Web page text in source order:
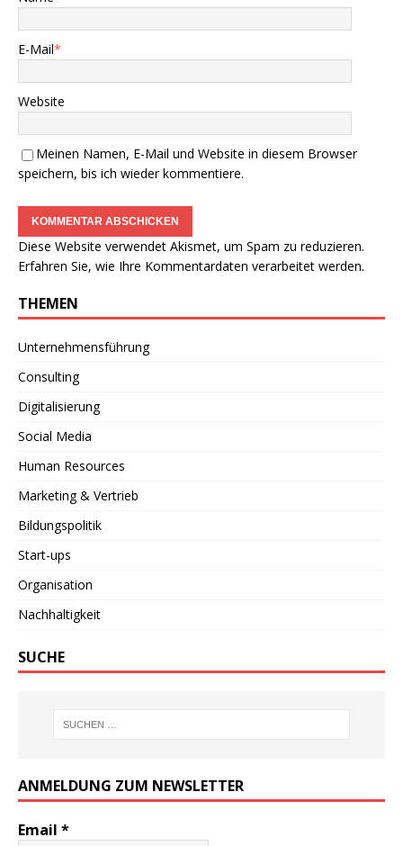
E-Mail*
Website
Meinen Namen, E-Mail und Website in diesem Browser
speichern, bis ich wieder kommentiere.
Diese Website verwendet Akismet, um Spam zu reduzieren.
Erfahren Sie, wie Ihre Kommentardaten verarbeitet werden.
THEMEN
Unternehmensführung
Consulting
Digitalisierung
Social Media
Human Resources
Marketing & Vertrieb
Bildungspolitik
Start-ups
Organisation
Nachhaltigkeit
SUCHE
ANMELDUNG ZUM NEWSLETTER
Email *